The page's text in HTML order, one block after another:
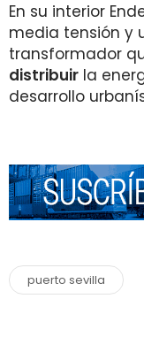
En su interior
media tensión y
transformador
distribuir la
desarrollo
puerto sevilla